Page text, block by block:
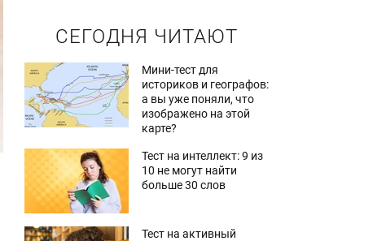
СЕГОДНЯ ЧИТАЮТ
Мини-тест для
историков и географов:
а вы уже поняли, что
изображено на этой
карте?
Тест на интеллект: 9 из
10 не могут найти
больше 30 слов
Тест на активный